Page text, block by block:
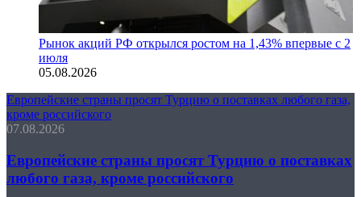
Рынок акций РФ открылся ростом на 1,43% впервые с 2
июля
05.08.2026
Европейские страны просят Турцию о поставках любого газа,
кроме российского
07.08.2026
Европейские страны просят Турцию о поставках
любого газа, кроме российского